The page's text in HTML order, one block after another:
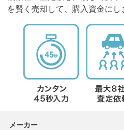
を賢く売却して、購入資金にし
メーカー